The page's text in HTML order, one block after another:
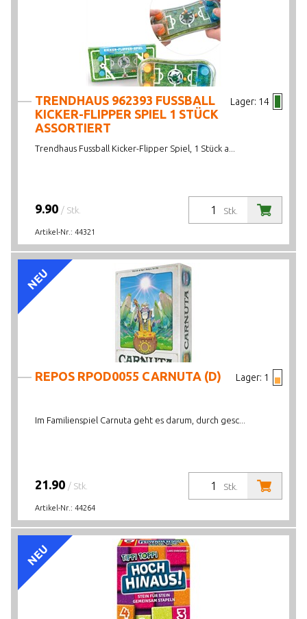
Lager: 14
TRENDHAUS 962393 FUSSBALL
KICKER-FLIPPER SPIEL 1 STÜCK
ASSORTIERT
Trendhaus Fussball Kicker-Flipper Spiel, 1 Stück a...
Stk.
9.90 / Stk.
Artikel-Nr.: 44321
NEU
Lager: 1
REPOS RPOD0055 CARNUTA (D)
Im Familienspiel Carnuta geht es darum, durch gesc...
Stk.
21.90 / Stk.
Artikel-Nr.: 44264
NEU